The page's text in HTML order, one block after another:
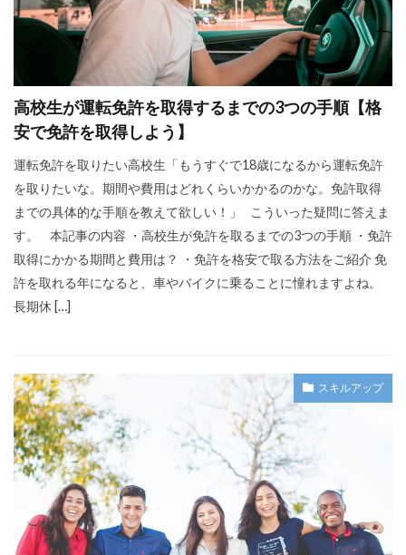
高校生が運転免許を取得するまでの3つの手順【格
安で免許を取得しよう】
運転免許を取りたい高校生「もうすぐで18歳になるから運転免許
を取りたいな。期間や費用はどれくらいかかるのかな。免許取得
までの具体的な手順を教えて欲しい！」 こういった疑問に答えま
す。 本記事の内容 ・高校生が免許を取るまでの3つの手順 ・免許
取得にかかる期間と費用は？ ・免許を格安で取る方法をご紹介 免
許を取れる年になると、車やバイクに乗ることに憧れますよね。
長期休 […]
スキルアップ